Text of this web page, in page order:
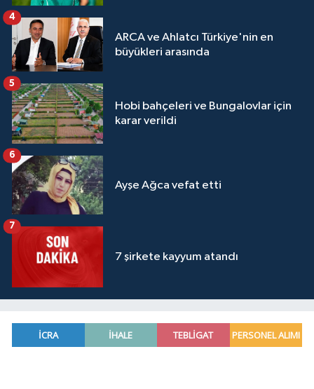
ARCA ve Ahlatcı Türkiye'nin en
büyükleri arasında
4
Hobi bahçeleri ve Bungalovlar için
karar verildi
5
Ayşe Ağca vefat etti
6
7 şirkete kayyum atandı
7